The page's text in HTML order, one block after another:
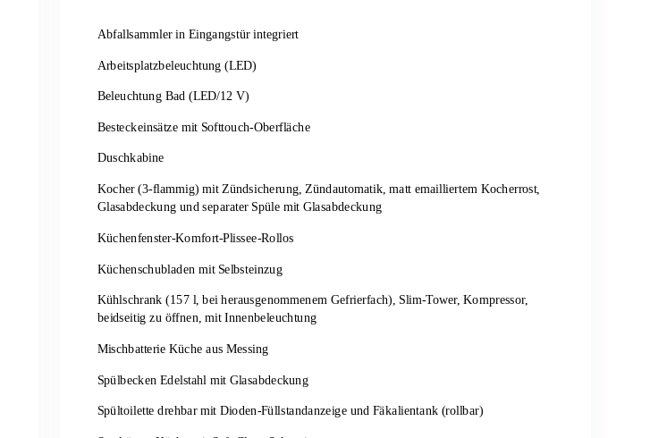
Abfallsammler in Eingangstür integriert
Arbeitsplatzbeleuchtung (LED)
Beleuchtung Bad (LED/12 V)
Besteckeinsätze mit Softtouch-Oberfläche
Duschkabine
Kocher (3-flammig) mit Zündsicherung, Zündautomatik, matt emailliertem Kocherrost,
Glasabdeckung und separater Spüle mit Glasabdeckung
Küchenfenster-Komfort-Plissee-Rollos
Küchenschubladen mit Selbsteinzug
Kühlschrank (157 l, bei herausgenommenem Gefrierfach), Slim-Tower, Kompressor,
beidseitig zu öffnen, mit Innenbeleuchtung
Mischbatterie Küche aus Messing
Spülbecken Edelstahl mit Glasabdeckung
Spültoilette drehbar mit Dioden-Füllstandanzeige und Fäkalientank (rollbar)